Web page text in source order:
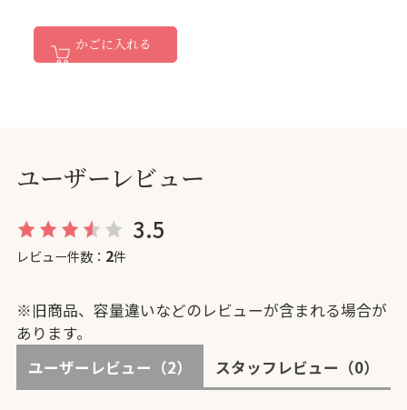
かごに入れる
ユーザーレビュー
3.5
レビュー件数： 2件
※旧商品、容量違いなどのレビューが含まれる場合が
あります。
ユーザーレビュー （2） スタッフレビュー （0）